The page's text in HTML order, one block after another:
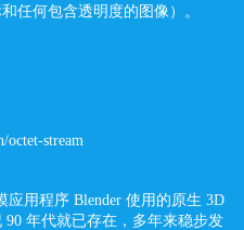
任何包含透明度的图像）。
octet-stream
用程序 Blender 使用的原生 3D
90 年代就已存在，多年来稳步发